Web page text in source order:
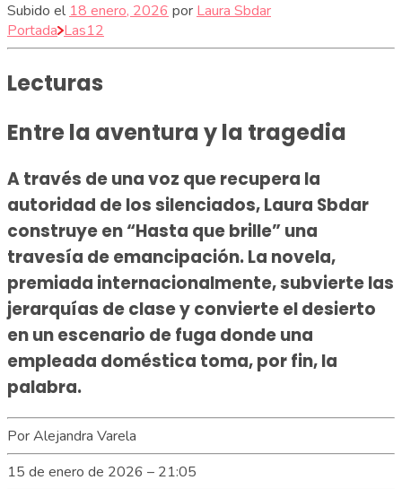
Subido el18 enero, 2026porLaura Sbdar
Portada Las12
Lecturas
Entre la aventura y la tragedia
A través de una voz que recupera la
autoridad de los silenciados, Laura Sbdar
construye en “Hasta que brille” una
travesía de emancipación. La novela,
premiada internacionalmente, subvierte las
jerarquías de clase y convierte el desierto
en un escenario de fuga donde una
empleada doméstica toma, por fin, la
palabra.
PorAlejandra Varela
15 de enero de 2026 – 21:05